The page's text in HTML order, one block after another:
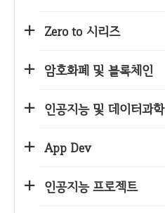
Zero to 시리즈
암호화폐 및 블록체인
인공지능 및 데이터과학
App Dev
인공지능 프로젝트